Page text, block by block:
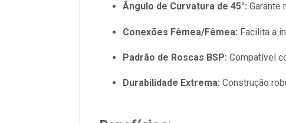
Ângulo de Curvatura de 45°: Garante
Conexões Fêmea/Fêmea: Facilita a
Padrão de Roscas BSP: Compatível
Durabilidade Extrema: Construção